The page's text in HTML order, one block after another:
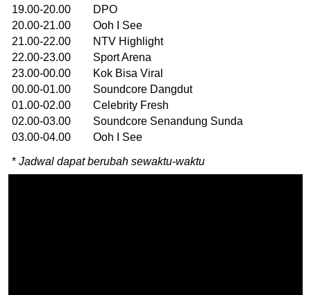
19.00-20.00 DPO
20.00-21.00 Ooh I See
21.00-22.00 NTV Highlight
22.00-23.00 Sport Arena
23.00-00.00 Kok Bisa Viral
00.00-01.00 Soundcore Dangdut
01.00-02.00 Celebrity Fresh
02.00-03.00 Soundcore Senandung Sunda
03.00-04.00 Ooh I See
* Jadwal dapat berubah sewaktu-waktu